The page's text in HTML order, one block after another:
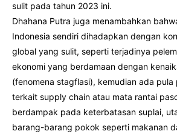
sulit pada tahun 2023 ini.
Dhahana Putra juga menambahkan
Indonesia sendiri dihadapkan dengan
global yang sulit, seperti terjadinya
ekonomi yang berdamaan dengan
(fenomena stagflasi), kemudian ada pula
terkait supply chain atau mata rantai
berdampak pada keterbatasan suplai,
barang-barang pokok seperti makanan